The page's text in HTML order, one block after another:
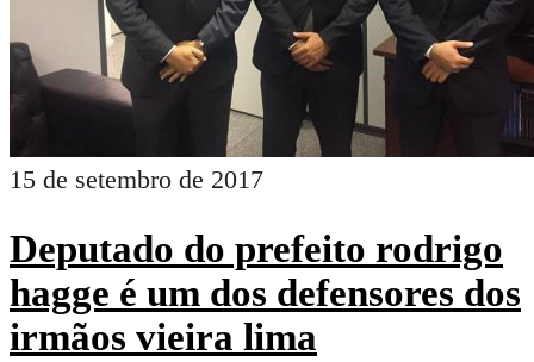
15 de setembro de 2017
Deputado do prefeito rodrigo
hagge é um dos defensores dos
irmãos vieira lima